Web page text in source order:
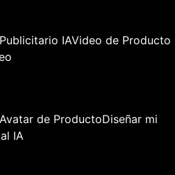
IAVideo de Producto
Avatar de ProductoDiseñar mi
IA